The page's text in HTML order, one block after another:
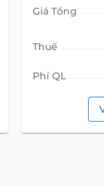
Giá Tổng
Thuế
Phí QL